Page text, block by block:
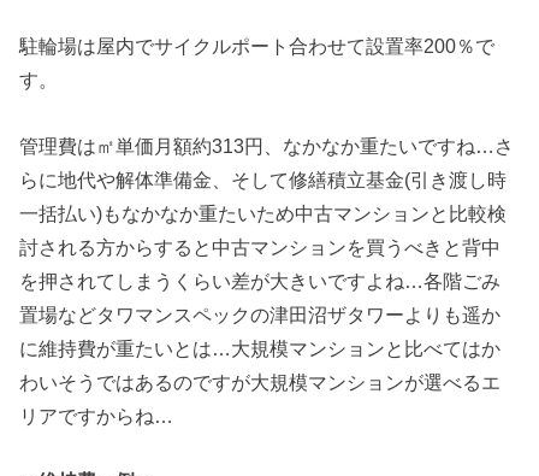
駐輪場は屋内でサイクルポート合わせて設置率200％で
す。
管理費は㎡単価月額約313円、なかなか重たいですね…さ
らに地代や解体準備金、そして修繕積立基金(引き渡し時
一括払い)もなかなか重たいため中古マンションと比較検
討される方からすると中古マンションを買うべきと背中
を押されてしまうくらい差が大きいですよね…各階ごみ
置場などタワマンスペックの津田沼ザタワーよりも遥か
に維持費が重たいとは…大規模マンションと比べてはか
わいそうではあるのですが大規模マンションが選べるエ
リアですからね…